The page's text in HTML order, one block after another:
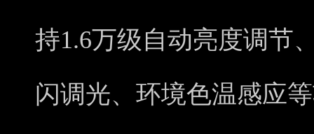
持1.6万级自动亮度调节
闪调光、环境色温感应